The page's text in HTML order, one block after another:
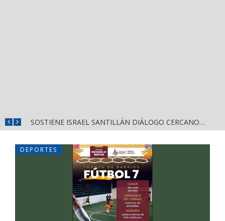
SOSTIENE ISRAEL SANTILLÁN DIÁLOGO CERCANO CON HABITANTES DE LA CALLE 2 DE OCTUBRE
DEPORTES